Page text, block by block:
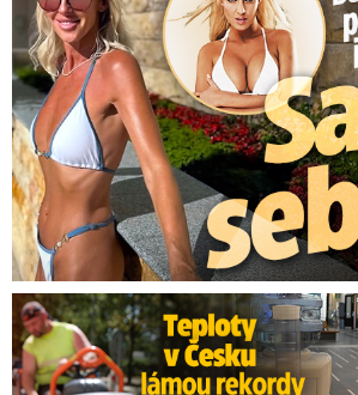
Teploty v Česku lámou rekordy: Přijde